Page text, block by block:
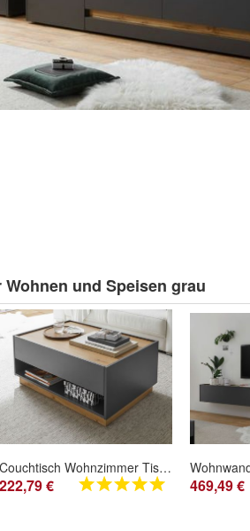
Wohnen und Speisen grau
Couchtisch Wohnzimmer Tisch Eiche grau Schublade Stauraum Beistell 90 cm Center
222,79 € 469,49 €